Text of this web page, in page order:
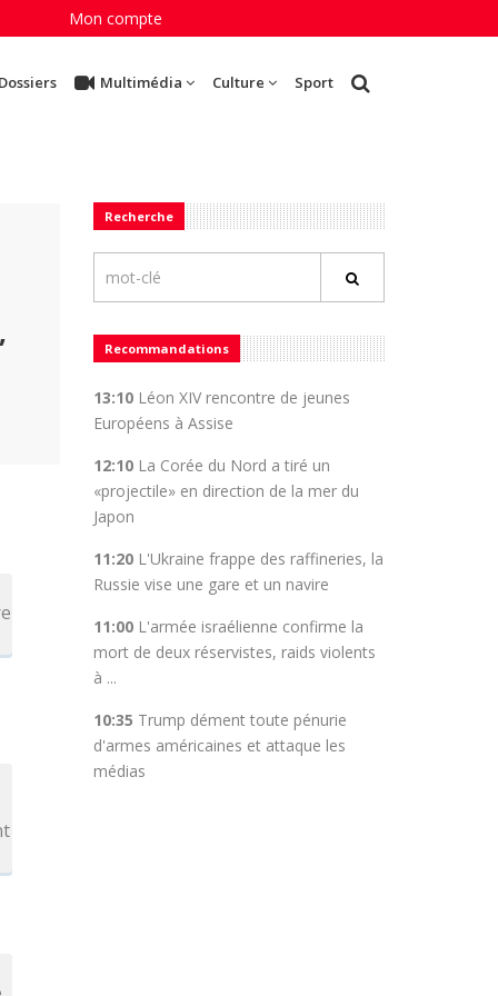
Mon compte
Multimédia Culture Sport
Recherche
Recommandations
13:10Léon XIV rencontre de jeunes
Européens à Assise
12:10La Corée du Nord a tiré un
«projectile» en direction de la mer du
Japon
11:20L'Ukraine frappe des raffineries, la
Russie vise une gare et un navire
11:00L'armée israélienne confirme la
mort de deux réservistes, raids violents
à ...
10:35 Trump dément toute pénurie
d'armes américaines et attaque les
médias